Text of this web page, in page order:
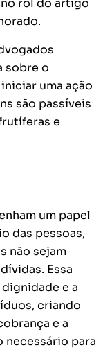
rol do artigo
sobre o
uma ação
são passíveis
e
um papel
das pessoas,
não sejam
Essa
e a
criando
e a
necessário para